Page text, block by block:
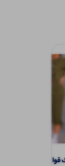
دار (پک 6 عددی)